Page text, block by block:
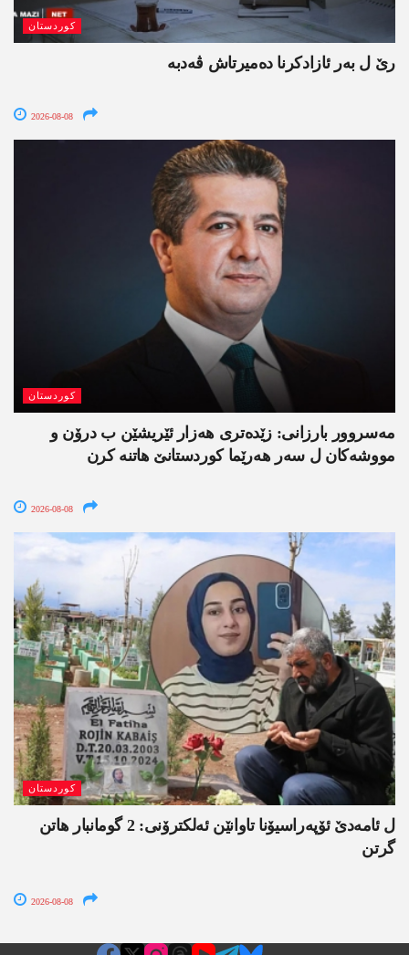
کوردستان
رێ ل بەر ئازادکرنا دەمیرتاش ڤەدبە
2026-08-08
کوردستان
مەسروور بارزانی: زێدەتری ھەزار ئێریشێن ب درۆن و
مووشەکان ل سەر ھەرێما کوردستانێ ھاتنە کرن
2026-08-08
کوردستان
ل ئامەدێ ئۆپەراسیۆنا تاوانێن ئەلکترۆنی: 2 گومانبار ھاتن
گرتن
2026-08-08